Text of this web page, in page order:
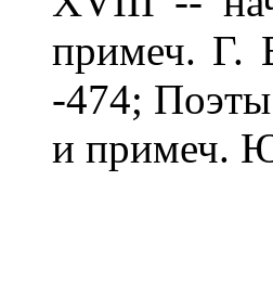
примеч. Г.
-474; Поэты
и примеч.